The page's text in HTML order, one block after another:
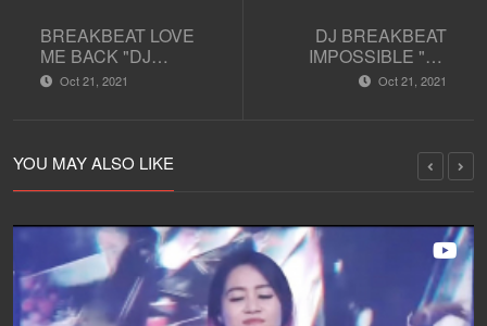
BREAKBEAT LOVE
ME BACK "DJ
AYUDIA PUTRI"
Oct 21, 2021
DJ BREAKBEAT
IMPOSSIBLE "DJ
AYUDIA PUTRI"
Oct 21, 2021
YOU MAY ALSO LIKE